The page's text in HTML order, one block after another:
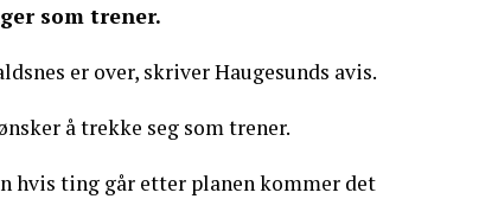
som trener.
er over, skriver Haugesunds avis.
å trekke seg som trener.
hvis ting går etter planen kommer det